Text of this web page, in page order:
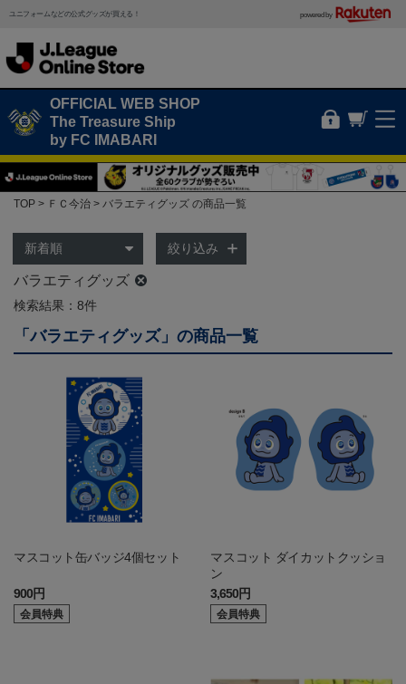
ユニフォームなどの公式グッズが買える！ powered by
OFFICIAL WEB SHOP
The Treasure Ship
by FC IMABARI
TOP ＦＣ今治 バラエティグッズ の商品一覧
絞り込み
バラエティグッズ
検索結果：8件
「バラエティグッズ」の商品一覧
マスコット缶バッジ4個セット
900円
会員特典
マスコット ダイカットクッショ
ン
3,650円
会員特典